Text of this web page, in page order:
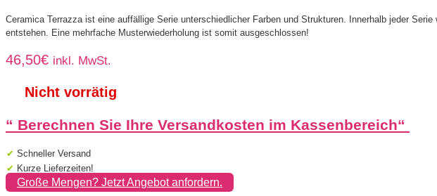
Ceramica Terrazza ist eine auffällige Serie unterschiedlicher Farben und Strukturen. Innerhalb jeder
entstehen. Eine mehrfache Musterwiederholung ist somit ausgeschlossen!
46,50€ inkl. MwSt.
Nicht vorrätig
“ Berechnen Sie Ihre Versandkosten im Kassenbereich“
✔ Schneller Versand
✔ Kurze Lieferzeiten!
Große Mengen? Jetzt Angebot anfordern.